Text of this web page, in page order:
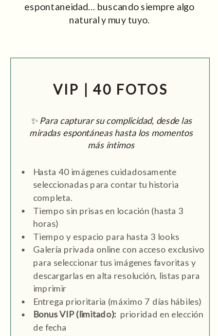
VIP | 40 FOTOS
Hasta 40 imágenes cuidadosamente
seleccionadas para contar tu historia
completa.
Tiempo sin prisas en locación (hasta 3
horas)
Tiempo y espacio para hasta 3 looks
Galería privada online con acceso exclusivo
para seleccionar tus imágenes favoritas y
descargarlas en alta resolución, listas para
imprimir
Entrega prioritaria (máximo 7 días hábiles)
Bonus VIP (limitado): prioridad en elección
de fecha
✨ Para capturar su complicidad, desde las
miradas espontáneas hasta los momentos
más íntimos
espontaneidad… buscando siempre algo
natural y muy tuyo.